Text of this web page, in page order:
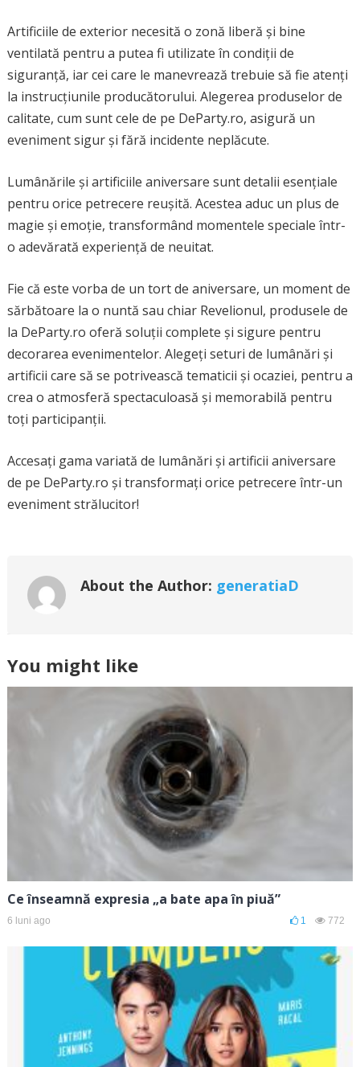
Artificiile de exterior necesită o zonă liberă și bine
ventilată pentru a putea fi utilizate în condiții de
siguranță, iar cei care le manevrează trebuie să fie atenți
la instrucțiunile producătorului. Alegerea produselor de
calitate, cum sunt cele de pe DeParty.ro, asigură un
eveniment sigur și fără incidente neplăcute.
Lumânările și artificiile aniversare sunt detalii esențiale
pentru orice petrecere reușită. Acestea aduc un plus de
magie și emoție, transformând momentele speciale într-
o adevărată experiență de neuitat.
Fie că este vorba de un tort de aniversare, un moment de
sărbătoare la o nuntă sau chiar Revelionul, produsele de
la DeParty.ro oferă soluții complete și sigure pentru
decorarea evenimentelor. Alegeți seturi de lumânări și
artificii care să se potrivească tematicii și ocaziei, pentru a
crea o atmosferă spectaculoasă și memorabilă pentru
toți participanții.
Accesați gama variată de lumânări și artificii aniversare
de pe DeParty.ro și transformați orice petrecere într-un
eveniment strălucitor!
About the Author: generatiaD
You might like
Ce înseamnă expresia „a bate apa în piuă”
6 luni ago 1 772